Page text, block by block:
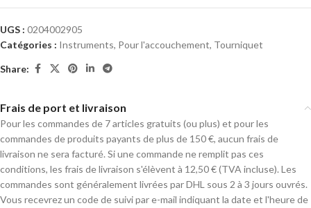
UGS : 0204002905
Catégories : Instruments, Pour l'accouchement, Tourniquet
Share:
Frais de port et livraison
Pour les commandes de 7 articles gratuits (ou plus) et pour les
commandes de produits payants de plus de 150 €, aucun frais de
livraison ne sera facturé. Si une commande ne remplit pas ces
conditions, les frais de livraison s'élèvent à 12,50 € (TVA incluse). Les
commandes sont généralement livrées par DHL sous 2 à 3 jours ouvrés.
Vous recevrez un code de suivi par e-mail indiquant la date et l'heure de